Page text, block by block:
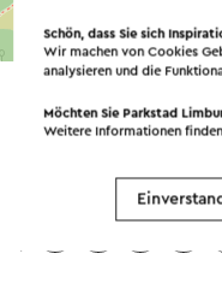
→ Planen Sie
Senden
Schön, dass Sie sich
Wir machen von Cookies
analysieren und die
Möchten Sie Parkstad
Weitere Informationen